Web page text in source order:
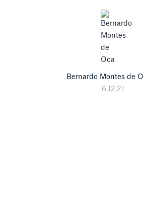
Bernardo Montes de
6.12.21